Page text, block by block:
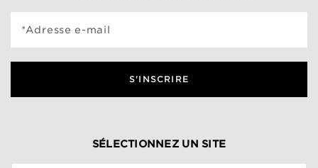
*Adresse e-mail
S'INSCRIRE
SÉLECTIONNEZ UN SITE